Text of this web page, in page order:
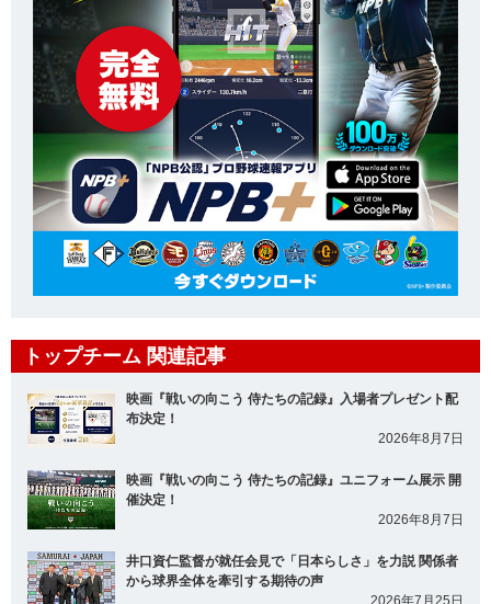
トップチーム 関連記事
映画『戦いの向こう 侍たちの記録』入場者プレゼント配
布決定！
2026年8月7日
映画『戦いの向こう 侍たちの記録』ユニフォーム展示 開
催決定！
2026年8月7日
井口資仁監督が就任会見で「日本らしさ」を力説 関係者
から球界全体を牽引する期待の声